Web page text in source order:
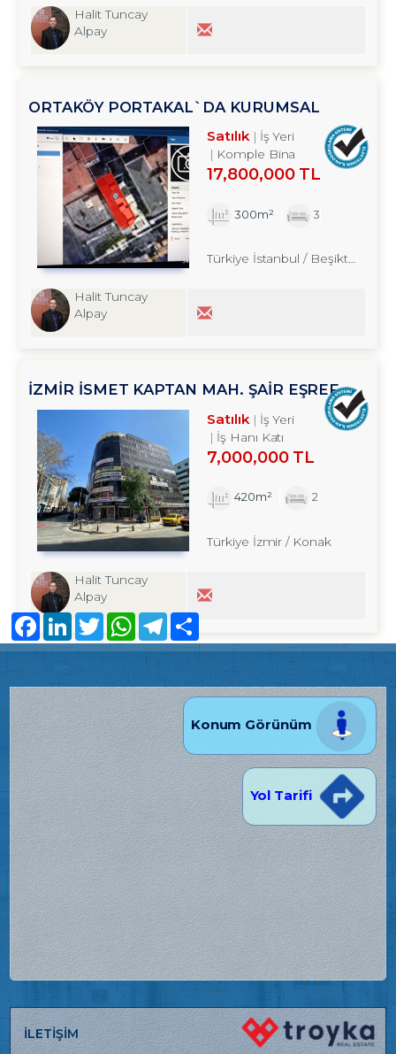
Halit Tuncay
Alpay
ORTAKÖY PORTAKAL`DA KURUMSAL
KIRACILI KOMPLE BINADA 4/1 HISSE
TROYKADAN
Satılık
İş Yeri
Komple Bina
17,800,000 TL
300m² 3
Türkiye İstanbul / Beşiktaş
Halit Tuncay
Alpay
İZMİR İSMET KAPTAN MAH. ŞAİR EŞREF
BULVARI ÜZERİNDE SATILIK OFİS
Satılık
İş Yeri
İş Hanı Katı
7,000,000 TL
420m² 2
Türkiye İzmir / Konak
Halit Tuncay
Alpay
Konum Görünüm
Yol Tarifi
İLETİŞİM
FacebookLinkedInTwitter WhatsAppTelegram